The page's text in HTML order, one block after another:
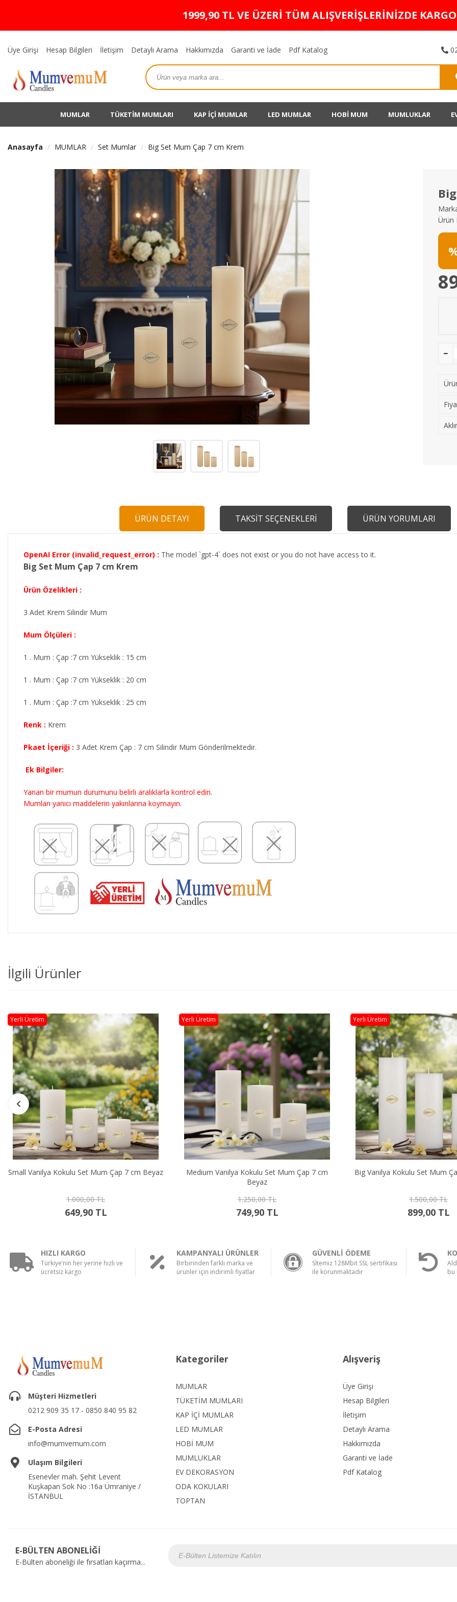
1999,90 TL VE ÜZERİ TÜM ALIŞVERİŞLERİNİZDE
Üye Girişi Hesap Bilgileri İletişim Detaylı Arama Hakkımızda Garanti ve İade Pdf Katalog
MUMLAR TÜKETİM MUMLARI KAP İÇİ MUMLAR LED MUMLAR HOBİ MUM MUMLUKLAR
Anasayfa MUMLAR Set Mumlar Big Set Mum Çap 7 cm Krem
Ürün
ÜRÜN DETAYI TAKSİT SEÇENEKLERİ ÜRÜN YORUMLARI
OpenAI Error (invalid_request_error) : The model `gpt-4` does not exist or you do not have access to it.
Big Set Mum Çap 7 cm Krem
Ürün Özelikleri :
3 Adet Krem Silindir Mum
Mum Ölçüleri :
1 . Mum : Çap :7 cm Yükseklik : 15 cm
1 . Mum : Çap :7 cm Yükseklik : 20 cm
1 . Mum : Çap :7 cm Yükseklik : 25 cm
Renk : Krem
Pkaet İçeriği : 3 Adet Krem Çap : 7 cm Silindir Mum Gönderilmektedir.
Ek Bilgiler:
Yanan bir mumun durumunu belirli aralıklarla kontrol edin.
Mumları yanıcı maddelerin yakınlarına koymayın.
İlgili Ürünler
Medium Vanilya Kokulu Set Mum Çap 7 cm
1.250,00 TL
749,90 TL
Yerli Üretim
Big Vanilya Kokulu Set Mum Çap 7 cm Beyaz
1.500,00 TL
899,00 TL
Yerli Üretim
Büyük Kuru Kafa Mum
350,00 TL
199,90 TL
HIZLI KARGO
Türkiye’nin her yerine hızlı ve
ücretsiz kargo
KAMPANYALI ÜRÜNLER
Birbirinden farklı marka ve
ürünler için indirimli fiyatlar
GÜVENLİ ÖDEME
Sİtemiz 128Mbit SSL sertifikası
ile korunmaktadır
bu
Müşteri Hizmetleri
0212 909 35 17 - 0850 840 95 82
E-Posta Adresi
info@mumvemum.com
Ulaşım Bilgileri
Esenevler mah. Şehit Levent
Kuşkapan Sok No :16a Ümraniye /
İSTANBUL
Kategoriler
MUMLAR
TÜKETİM MUMLARI
KAP İÇİ MUMLAR
LED MUMLAR
HOBİ MUM
MUMLUKLAR
EV DEKORASYON
ODA KOKULARI
TOPTAN
Alışveriş
Üye Girişi
Hesap Bilgileri
İletişim
Detaylı Arama
Hakkımızda
Garanti ve İade
Pdf Katalog
E-BÜLTEN ABONELİĞİ
E-Bülten aboneliği ile fırsatları kaçırma...